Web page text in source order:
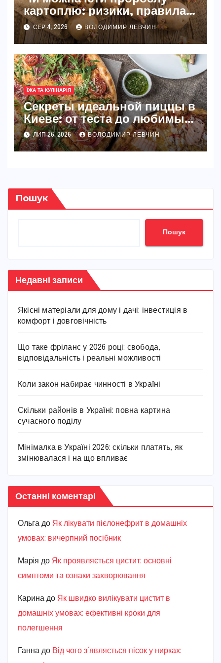
картоплю: ризики, правила
та безпечні способи
СЕР 4, 2026 ВОЛОДИМИР ЛЕВЧИН
ЇЖА ТА КУЛІНАРІЯ
Секреты идеальной пиццы в
Киеве: от теста до любимых
начинок
ЛИП 26, 2026 ВОЛОДИМИР ЛЕВЧИН
Пошук
Пошук
Недавні записи
Якісні матеріали для дому і дачі: інвестиція в
комфорт і довговічність
Що таке фріланс у 2026 році: свобода,
відповідальність і реальні можливості
Коли закон набирає чинності в Україні
Скільки районів в Україні: повна картина
сучасного поділу
Мінімалка в Україні 2026: скільки платять, як
змінювалася і на що впливає
Останні коментарі
Ольга до Як лікувати пієлонефрит в домашніх
умовах: вичерпний посібник
Марiя до Як проявляється цистит: основні
симптоми та ознаки захворювання
Карина до Як швидко вилікувати цистит в
домашніх умовах: ефективні кроки для
полегшення
Ганна до Від чого з’являється пісок у нирках: